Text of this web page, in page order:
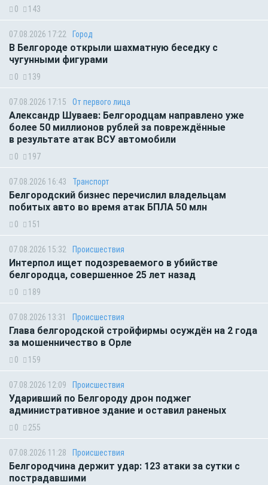
0 143
07.08.2026 17:22 Город
В Белгороде открыли шахматную беседку с
чугунными фигурами
0 139
07.08.2026 17:15 От первого лица
Александр Шуваев: Белгородцам направлено уже
более 50 миллионов рублей за повреждённые
в результате атак ВСУ автомобили
0 197
07.08.2026 16:43 Транспорт
Белгородский бизнес перечислил владельцам
побитых авто во время атак БПЛА 50 млн
0 151
07.08.2026 15:32 Происшествия
Интерпол ищет подозреваемого в убийстве
белгородца, совершенное 25 лет назад
0 189
07.08.2026 13:31 Происшествия
Глава белгородской стройфирмы осуждён на 2 года
за мошенничество в Орле
0 159
07.08.2026 12:09 Происшествия
Ударивший по Белгороду дрон поджег
административное здание и оставил раненых
0 255
07.08.2026 11:28 Происшествия
Белгородчина держит удар: 123 атаки за сутки с
пострадавшими